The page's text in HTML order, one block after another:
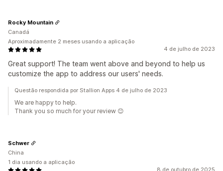
4 de julho de 2023
Great support! The team went above and beyond to help us
customize the app to address our users' needs.
Rocky Mountain
Canadá
Aproximadamente 2 meses usando a aplicação
Questão respondida por Stallion Apps 4 de julho de 2023
We are happy to help.
Thank you so much for your review 😊
8 de outubro de 2025
Schwer
China
1 dia usando a aplicação